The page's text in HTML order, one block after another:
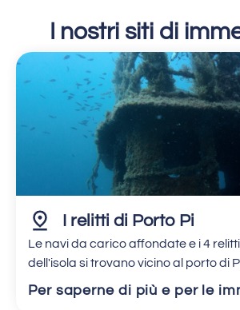
I nostri siti di
I relitti di Porto Pi
Le navi da carico affondate e i 4
dell'isola si trovano vicino al porto di
Per saperne di più e per le